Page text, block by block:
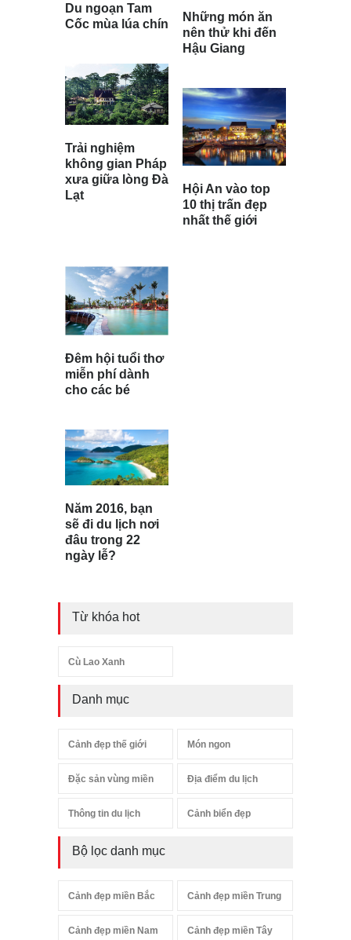
Du ngoạn Tam
Cốc mùa lúa chín
Trải nghiệm
không gian Pháp
xưa giữa lòng Đà
Lạt
Những món ăn
nên thử khi đến
Hậu Giang
Hội An vào top
10 thị trấn đẹp
nhất thế giới
Đêm hội tuổi thơ
miễn phí dành
cho các bé
Năm 2016, bạn
sẽ đi du lịch nơi
đâu trong 22
ngày lễ?
Từ khóa hot
Cù Lao Xanh
Danh mục
Cảnh đẹp thế giới Món ngon
Đặc sản vùng miền Địa điểm du lịch
Thông tin du lịch Cảnh biển đẹp
Bộ lọc danh mục
Cảnh đẹp miền Bắc Cảnh đẹp miền Trung
Cảnh đẹp miền Nam Cảnh đẹp miền Tây